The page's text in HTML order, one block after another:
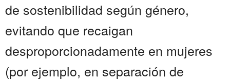
de sostenibilidad según género,
evitando que recaigan
desproporcionadamente en mujeres
(por ejemplo, en separación de